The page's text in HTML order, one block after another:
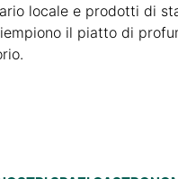
locale e prodotti di
il piatto di